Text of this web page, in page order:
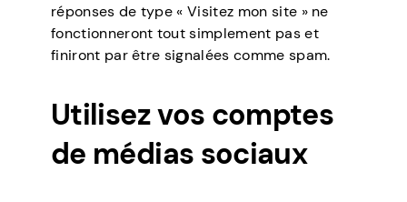
réponses de type « Visitez mon site » ne
fonctionneront tout simplement pas et
finiront par être signalées comme spam.
Utilisez vos comptes
de médias sociaux